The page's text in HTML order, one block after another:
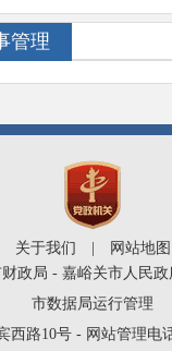
管理
关于我们
网站地图
政局 - 嘉峪关市人民
市数据局运行管理
西路10号 - 网站管理电